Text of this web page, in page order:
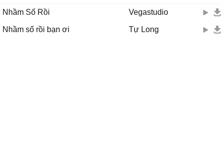
Nhầm Số Rồi Vegastudio
Nhầm số rồi bạn ơi Tự Long